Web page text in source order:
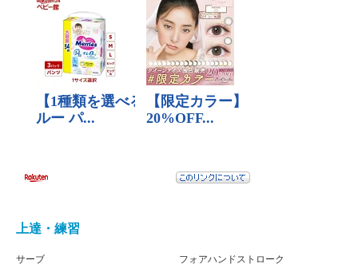
上達・練習
サーブ フォアハンドストローク